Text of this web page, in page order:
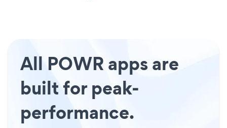
All POWR apps are
built for peak-
performance.